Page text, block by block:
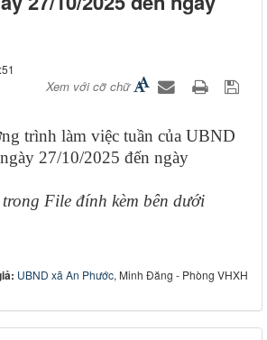
Xem với cỡ chữ
trình làm việc tuần của UBND
27/10/2025 đến ngày
File đính kèm bên dưới
UBND xã An Phước, Minh Đăng - Phòng VHXH